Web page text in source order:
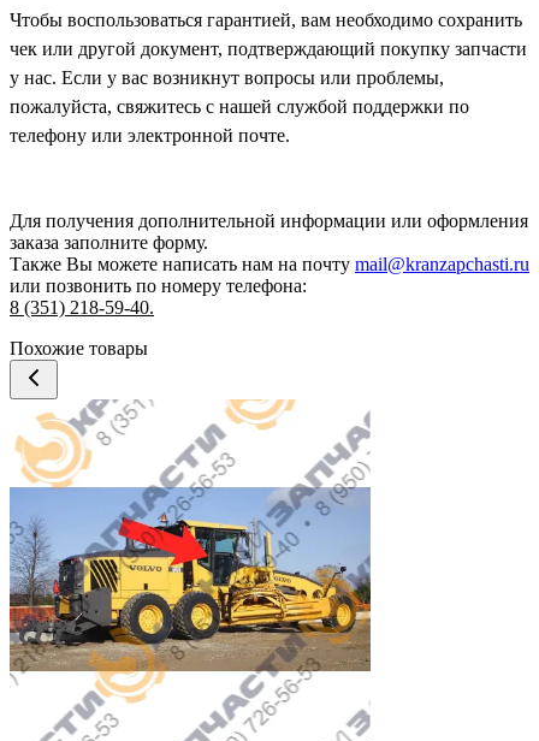
Чтобы воспользоваться гарантией, вам необходимо сохранить
чек или другой документ, подтверждающий покупку запчасти
у нас. Если у вас возникнут вопросы или проблемы,
пожалуйста, свяжитесь с нашей службой поддержки по
телефону или электронной почте.
Для получения дополнительной информации или оформления
заказа заполните форму.
Также Вы можете написать нам на почту mail@kranzapchasti.ru
или позвонить по номеру телефона:
8 (351) 218-59-40.
Похожие товары